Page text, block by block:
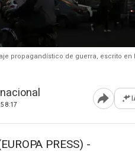
propagandístico de guerra, escrito
8:17 Abrir
PRESS) -